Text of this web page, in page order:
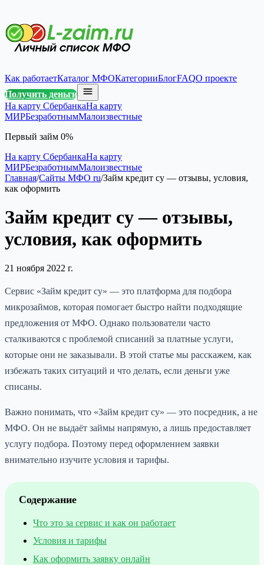
Как работаетКаталог МФОКатегорииБлогFAQО проекте
Получить деньги
На карту СбербанкаНа карту
МИРБезработнымМалоизвестные
Первый займ 0%
На карту СбербанкаНа карту
МИРБезработнымМалоизвестные
Главная/Сайты МФО ru/Займ кредит су — отзывы, условия,
как оформить
Займ кредит су — отзывы,
условия, как оформить
21 ноября 2022 г.
Сервис «Займ кредит су» — это платформа для подбора
микрозаймов, которая помогает быстро найти подходящие
предложения от МФО. Однако пользователи часто
сталкиваются с проблемой списаний за платные услуги,
которые они не заказывали. В этой статье мы расскажем, как
избежать таких ситуаций и что делать, если деньги уже
списаны.
Важно понимать, что «Займ кредит су» — это посредник, а не
МФО. Он не выдаёт займы напрямую, а лишь предоставляет
услугу подбора. Поэтому перед оформлением заявки
внимательно изучите условия и тарифы.
Содержание
Что это за сервис и как он работает
Условия и тарифы
Как оформить заявку онлайн